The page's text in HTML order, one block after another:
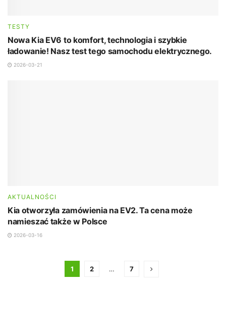
TESTY
Nowa Kia EV6 to komfort, technologia i szybkie
ładowanie! Nasz test tego samochodu elektrycznego.
2026-03-21
AKTUALNOŚCI
Kia otworzyła zamówienia na EV2. Ta cena może
namieszać także w Polsce
2026-03-16
1 2 … 7